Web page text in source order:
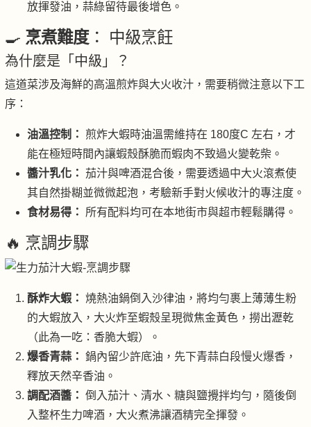
放揮發油，蒜綠留待最後增色。
🍳 烹煮難度： 中級烹飪
為什麼是「中級」？
這道菜涉及海鮮的高溫煎炸與大火收汁，需要稍微注意以下工
序：
油溫控制：
煎炸大蝦時油溫需維持在 180度C 左右，才
能在極短時間內讓蝦殼酥脆而蝦肉不致過火變乾柴。
醬汁乳化： 茄汁與啤酒混合後，需要透過中大火滾煮使
其自然掛糊並微微起泡，考驗新手對火候收汁的專注度。
食材易得：
所有配料均可在本地街市與超市輕鬆購得。
🔥 烹調步驟
酥炸大蝦： 燒熱油鍋倒入沙律油，將均勻裹上薄薄生粉
的大蝦放入，大火炸至蝦殼呈現微焦金黃色，撈出瀝乾
（此為一吃：香脆大蝦）。
爆香青蒜： 鍋內留少許底油，先下青蒜白段慢火爆香，
釋放天然辛香油。
調配酒醬： 倒入茄汁、清水、糖與鹽攪拌均勻，隨後倒
入整杯生力啤酒，大火煮沸讓酒精完全揮發。